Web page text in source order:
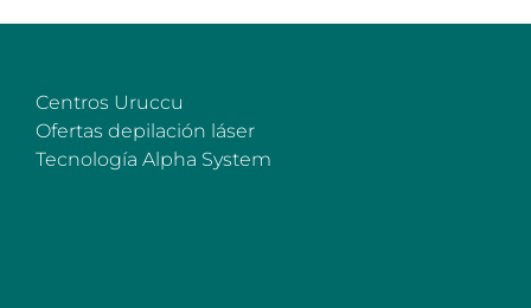
Centros Uruccu
Ofertas depilación láser
Tecnología Alpha System